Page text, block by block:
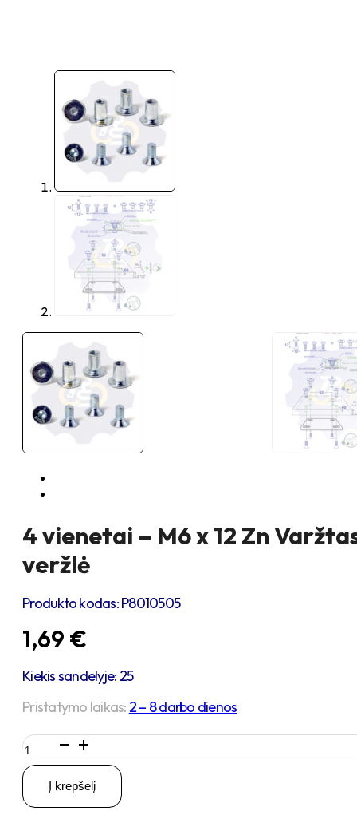
4 vienetai – M6 x 12 Zn
veržlė
Produkto kodas:P8010505
1,69 €
Kiekis sandelyje: 25
Pristatymo laikas: 2 – 8 darbo dienos
produkto
kiekis:
4
vienetai
–
Į krepšelį